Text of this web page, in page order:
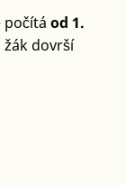
počítá od 1.
dovrší